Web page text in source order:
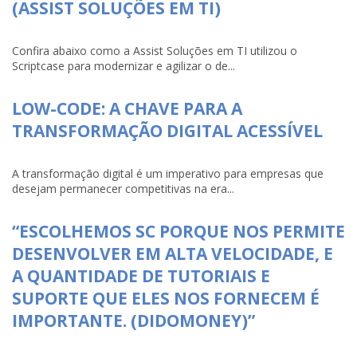
(ASSIST SOLUÇÕES EM TI)
Confira abaixo como a Assist Soluções em TI utilizou o
Scriptcase para modernizar e agilizar o de...
LOW-CODE: A CHAVE PARA A
TRANSFORMAÇÃO DIGITAL ACESSÍVEL
A transformação digital é um imperativo para empresas que
desejam permanecer competitivas na era...
“ESCOLHEMOS SC PORQUE NOS PERMITE
DESENVOLVER EM ALTA VELOCIDADE, E
A QUANTIDADE DE TUTORIAIS E
SUPORTE QUE ELES NOS FORNECEM É
IMPORTANTE. (DIDOMONEY)”